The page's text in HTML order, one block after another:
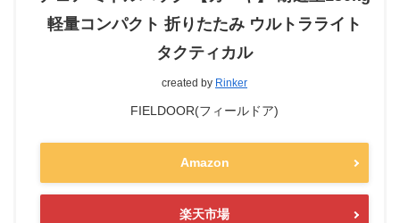
軽量コンパクト 折りたたみ ウルトラライト
タクティカル
created by Rinker
FIELDOOR(フィールドア)
Amazon
楽天市場